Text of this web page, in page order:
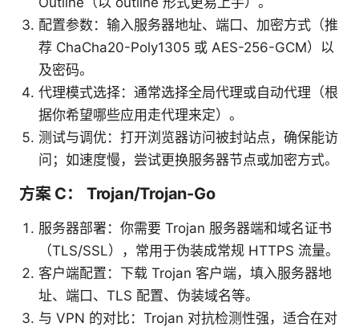
配置参数：输入服务器地址、端口、加密方式（推
荐 ChaCha20-Poly1305 或 AES-256-GCM）以
及密码。
代理模式选择：通常选择全局代理或自动代理（根
据你希望哪些应用走代理来定）。
测试与调优：打开浏览器访问被封站点，确保能访
问；如速度慢，尝试更换服务器节点或加密方式。
方案 C： Trojan/Trojan-Go
服务器部署：你需要 Trojan 服务器端和域名证书
（TLS/SSL），常用于伪装成常规 HTTPS 流量。
客户端配置：下载 Trojan 客户端，填入服务器地
址、端口、TLS 配置、伪装域名等。
与 VPN 的对比：Trojan 对抗检测性强，适合在对